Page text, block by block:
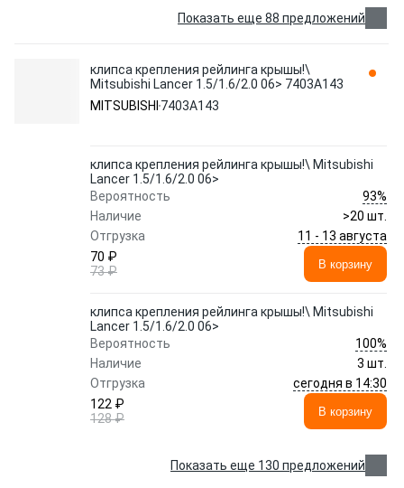
Показать еще 88 предложений
клипса крепления рейлинга крышы!\
Mitsubishi Lancer 1.5/1.6/2.0 06> 7403A143
MITSUBISHI 7403A143
клипса крепления рейлинга крышы!\ Mitsubishi
Lancer 1.5/1.6/2.0 06>
Вероятность
93%
Наличие
>20 шт.
Отгрузка
11 - 13 августа
70 ₽
73 ₽
В корзину
клипса крепления рейлинга крышы!\ Mitsubishi
Lancer 1.5/1.6/2.0 06>
Вероятность
100%
Наличие
3 шт.
Отгрузка
сегодня в 14:30
122 ₽
128 ₽
В корзину
Показать еще 130 предложений